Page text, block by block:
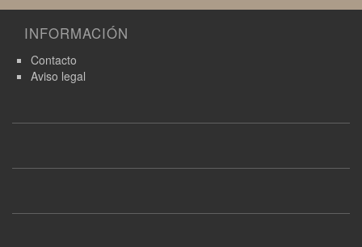
INFORMACIÓN
Contacto
Aviso legal